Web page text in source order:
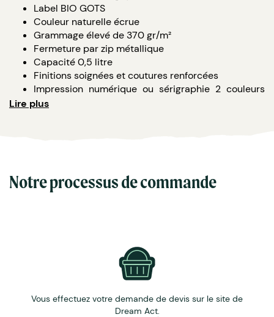
Label BIO GOTS
Couleur naturelle écrue
Grammage élevé de 370 gr/m²
Fermeture par zip métallique
Capacité 0,5 litre
Finitions soignées et coutures renforcées
Impression numérique ou sérigraphie 2 couleurs
15x9cm max
Lire plus
Notre processus de commande
Vous effectuez votre demande de devis sur le site de
Dream Act.